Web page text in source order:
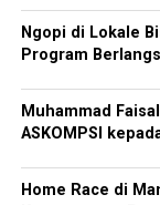
Ngopi di Lokale
Program
Muhammad
ASKOMPSI
Home Race di